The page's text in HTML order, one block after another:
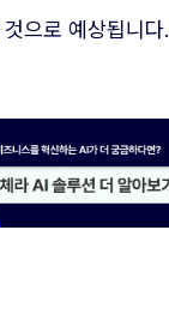
으로 예상됩니다.